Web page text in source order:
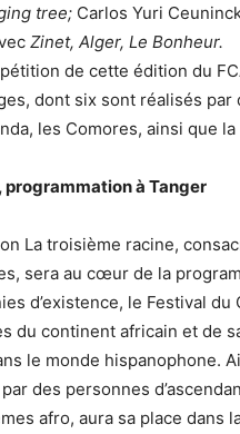
tree; Carlos Yuri
Zinet, Alger, Le Bonheur.
de cette édition du
dont six sont réalisés par
les Comores, ainsi que
programmation à Tanger
La troisième racine,
sera au cœur de la
d’existence, le Festival
du continent africain et de
le monde hispanophone.
des personnes
afro, aura sa place dans